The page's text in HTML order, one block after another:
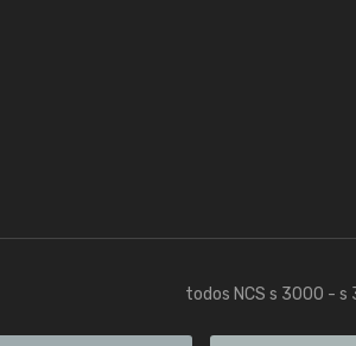
todos NCS s 3000 - s